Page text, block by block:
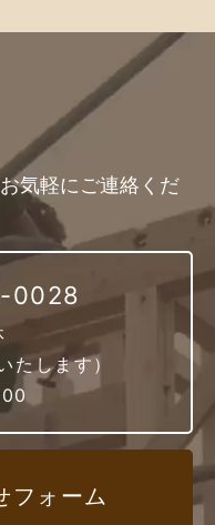
気軽にご連絡くだ
0028
たします）
フォーム